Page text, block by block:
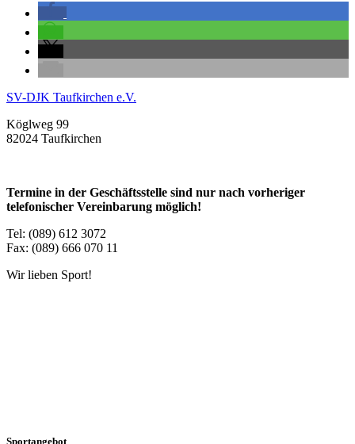
SV-DJK Taufkirchen e.V.
Köglweg 99
82024 Taufkirchen
Termine in der Geschäftsstelle sind nur nach vorheriger
telefonischer Vereinbarung möglich!
Tel: (089) 612 3072
Fax: (089) 666 070 11
Wir lieben Sport!
Sportangebot